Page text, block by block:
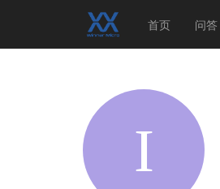
首页 问答